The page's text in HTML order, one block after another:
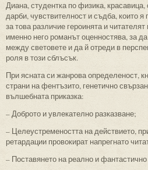
Диана, студентка по физика,
дарби, чувствителност и съдба, които
за това различие героинята и
именно него романът оценностява, за
между световете и да й отреди в
роля в този сблъсък.
При ясната си жанрова определеност,
страни на фентъзито, генетично
вълшебната приказка:
– Доброто и увлекателно разказване;
– Целеустремеността на действието,
ретардации провокират напрегнато
– Поставянето на реално и